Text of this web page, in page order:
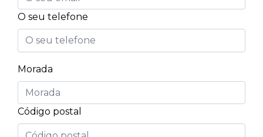
O seu telefone
Morada
Código postal